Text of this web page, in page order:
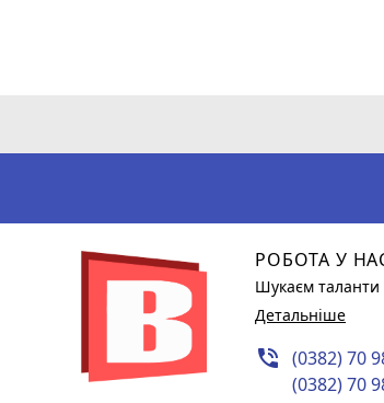
РОБОТА У
Шукаєм таланти
Детальніше
phone_in_talk (0382) 70
(0382) 70